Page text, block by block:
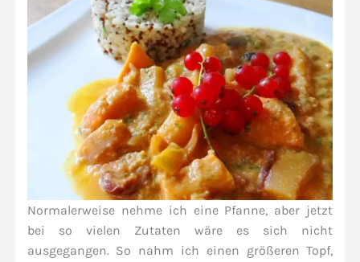
Normalerweise nehme ich eine Pfanne, aber jetzt
bei so vielen Zutaten wäre es sich nicht
ausgegangen. So nahm ich einen größeren Topf,